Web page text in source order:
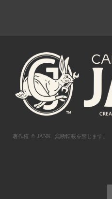
著作権 © JANK. 無断転載を禁じます。